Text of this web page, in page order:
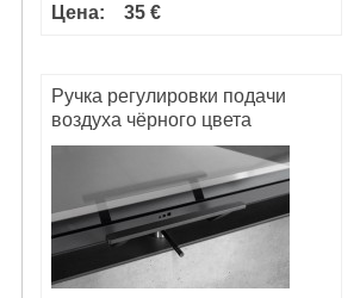
Цена: 35 €
Ручка регулировки подачи
воздуха чёрного цвета